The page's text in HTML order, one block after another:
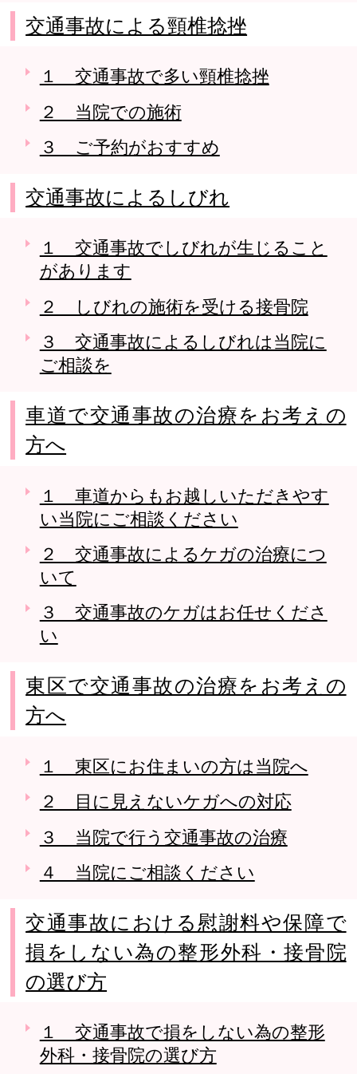
交通事故による頸椎捻挫
１ 交通事故で多い頸椎捻挫
２ 当院での施術
３ ご予約がおすすめ
交通事故によるしびれ
１ 交通事故でしびれが生じること
があります
２ しびれの施術を受ける接骨院
３ 交通事故によるしびれは当院に
ご相談を
車道で交通事故の治療をお考えの
方へ
１ 車道からもお越しいただきやす
い当院にご相談ください
２ 交通事故によるケガの治療につ
いて
３ 交通事故のケガはお任せくださ
い
東区で交通事故の治療をお考えの
方へ
１ 東区にお住まいの方は当院へ
２ 目に見えないケガへの対応
３ 当院で行う交通事故の治療
４ 当院にご相談ください
交通事故における慰謝料や保障で
損をしない為の整形外科・接骨院
の選び方
１ 交通事故で損をしない為の整形
外科・接骨院の選び方